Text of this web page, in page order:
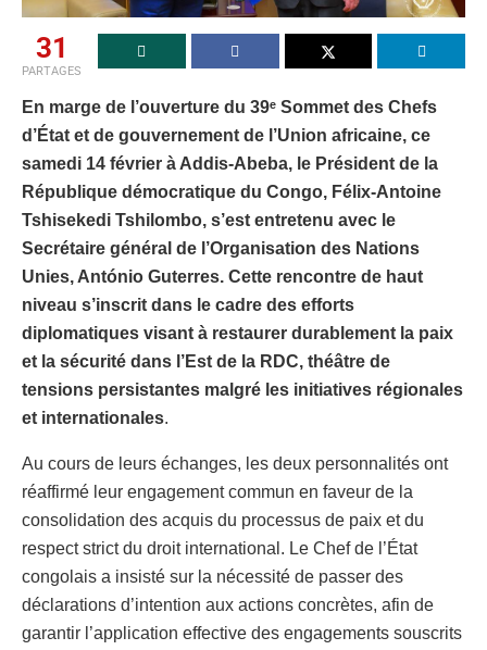
31
PARTAGES
En marge de l’ouverture du 39ᵉ Sommet des Chefs
d’État et de gouvernement de l’Union africaine, ce
samedi 14 février à Addis‑Abeba, le Président de la
République démocratique du Congo, Félix-Antoine
Tshisekedi Tshilombo, s’est entretenu avec le
Secrétaire général de l’Organisation des Nations
Unies, António Guterres. Cette rencontre de haut
niveau s’inscrit dans le cadre des efforts
diplomatiques visant à restaurer durablement la paix
et la sécurité dans l’Est de la RDC, théâtre de
tensions persistantes malgré les initiatives régionales
et internationales.
Au cours de leurs échanges, les deux personnalités ont
réaffirmé leur engagement commun en faveur de la
consolidation des acquis du processus de paix et du
respect strict du droit international. Le Chef de l’État
congolais a insisté sur la nécessité de passer des
déclarations d’intention aux actions concrètes, afin de
garantir l’application effective des engagements souscrits